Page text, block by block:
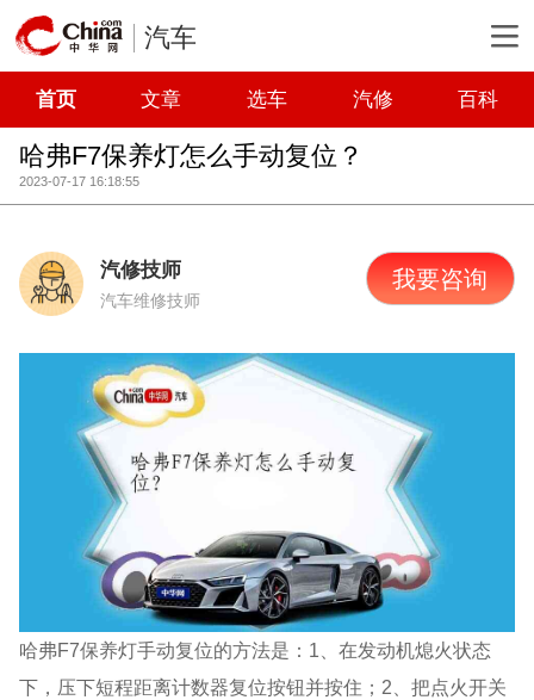
汽车
首页 文章 选车 汽修 百科
哈弗F7保养灯怎么手动复位？
2023-07-17 16:18:55
汽修技师
汽车维修技师
我要咨询
哈弗F7保养灯手动复位的方法是：1、在发动机熄火状态
下，压下短程距离计数器复位按钮并按住；2、把点火开关